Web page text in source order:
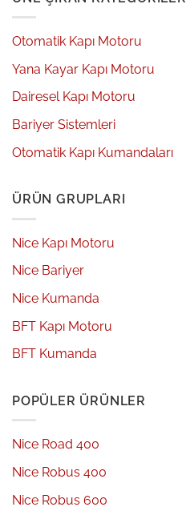
Otomatik Kapı Motoru
Yana Kayar Kapı Motoru
Dairesel Kapı Motoru
Bariyer Sistemleri
Otomatik Kapı Kumandaları
ÜRÜN GRUPLARI
Nice Kapı Motoru
Nice Bariyer
Nice Kumanda
BFT Kapı Motoru
BFT Kumanda
POPÜLER ÜRÜNLER
Nice Road 400
Nice Robus 400
Nice Robus 600